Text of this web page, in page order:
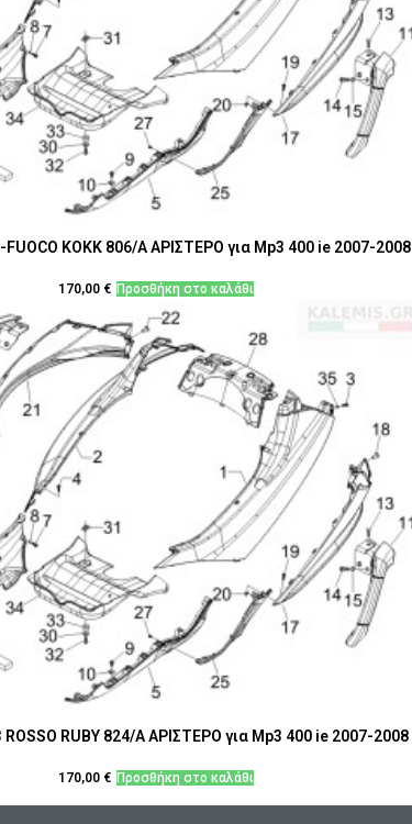
ΚΟΚΚ 806/A ΑΡΙΣΤΕΡΟ για Mp3 400 ie 2007-2008
170,00 € Προσθήκη στο καλάθι
RUBY 824/A ΑΡΙΣΤΕΡΟ για Mp3 400 ie 2007-2008
170,00 € Προσθήκη στο καλάθι